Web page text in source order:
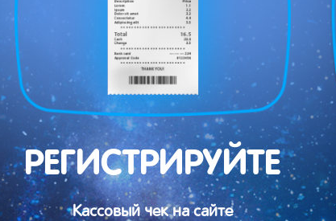
РЕГИСТРИРУЙТЕ
Кассовый чек на сайте